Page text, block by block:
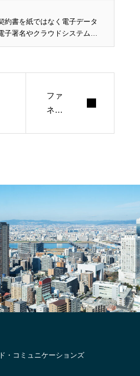
約書を紙ではなく電子データ
子署名やクラウドシステムを
結する仕組みのことです。従
ファ
ネル
・コミュニケーションズ